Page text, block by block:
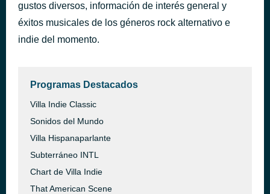
gustos diversos, información de interés general y
éxitos musicales de los géneros rock alternativo e
indie del momento.
Programas Destacados
Villa Indie Classic
Sonidos del Mundo
Villa Hispanaparlante
Subterráneo INTL
Chart de Villa Indie
That American Scene